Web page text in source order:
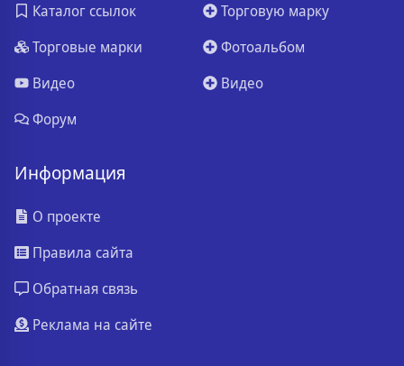
Каталог ссылок
Торговые марки
Видео
Форум
Торговую марку
Фотоальбом
Видео
Информация
О проекте
Правила сайта
Обратная связь
Реклама на сайте